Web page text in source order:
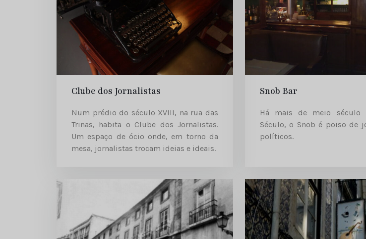
Clube dos Jornalistas
Num prédio do século XVIII, na rua das
Trinas, habita o Clube dos Jornalistas.
Um espaço de ócio onde, em torno da
mesa, jornalistas trocam ideias e ideais.
Snob Bar
Há mais de meio século
Século, o Snob é poiso de
políticos.